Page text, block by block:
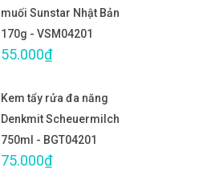
muối Sunstar Nhật Bản
170g - VSM04201
55.000₫
Kem tẩy rửa đa năng
Denkmit Scheuermilch
750ml - BGT04201
75.000₫